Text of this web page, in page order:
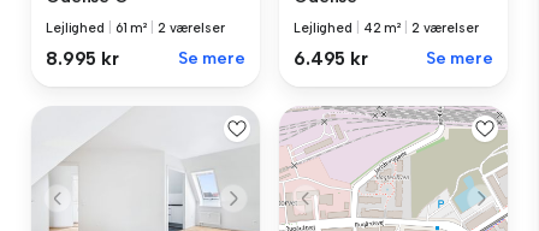
Lejlighed 61 m² 2 værelser
8.995 kr Se mere
Lejlighed 42 m² 2 værelser
6.495 kr Se mere